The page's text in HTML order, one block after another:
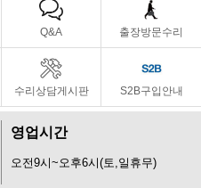
Q&A 출장방문수리
수리상담게시판 S2B구입안내
영업시간
오전9시~오후6시(토,일휴무)